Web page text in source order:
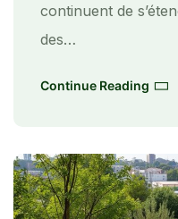
continuent de
des…
Continue Reading